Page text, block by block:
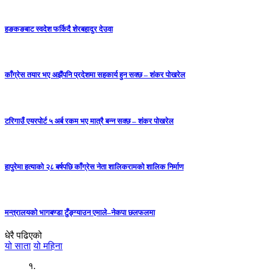
हङकङबाट स्वदेश फर्किदै शेरबहादुर देउवा
काँग्रेस तयार भए अझैंपनि प्रदेशमा सहकार्य हुन सक्छ – शंकर पोखरेल
टरिगाउँ एयरपोर्ट ५ अर्ब रकम भए मात्रै बन्न सक्छ – शंकर पोखरेल
हापुरेमा हत्याको २८ बर्षपछि काँग्रेस नेता शालिकरामको शालिक निर्माण
मन्त्रालयको भागबण्डा टुँङ्ग्याउन एमाले–नेकपा छलफलमा
धेरै पढिएको
यो साता यो महिना
१.